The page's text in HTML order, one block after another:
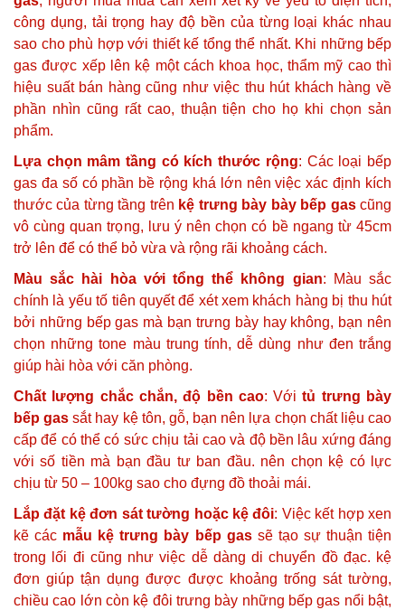
công dụng, tải trọng hay độ bền của từng loại khác nhau
sao cho phù hợp với thiết kế tổng thể nhất. Khi những bếp
gas được xếp lên kệ một cách khoa học, thẩm mỹ cao thì
hiệu suất bán hàng cũng như việc thu hút khách hàng về
phần nhìn cũng rất cao, thuận tiện cho họ khi chọn sản
phẩm.
Lựa chọn mâm tầng có kích thước rộng: Các loại bếp
gas đa số có phần bề rộng khá lớn nên việc xác định kích
thước của từng tầng trên kệ trưng bày bày bếp gascũng
vô cùng quan trọng, lưu ý nên chọn có bề ngang từ 45cm
trở lên để có thể bỏ vừa và rộng rãi khoảng cách.
Màu sắc hài hòa với tổng thể không gian: Màu sắc
chính là yếu tố tiên quyết để xét xem khách hàng bị thu hút
bởi những bếp gas mà bạn trưng bày hay không, bạn nên
chọn những tone màu trung tính, dễ dùng như đen trắng
giúp hài hòa với căn phòng.
Chất lượng chắc chắn, độ bền cao: Vớitủ trưng bày
bếp gas sắt hay kệ tôn, gỗ, bạn nên lựa chọn chất liệu cao
cấp để có thể có sức chịu tải cao và độ bền lâu xứng đáng
với số tiền mà bạn đầu tư ban đầu. nên chọn kệ có lực
chịu từ 50 – 100kg sao cho đựng đồ thoải mái.
Lắp đặt kệ đơn sát tường hoặc kệ đôi: Việc kết hợp xen
kẽ các mẫu kệ trưng bày bếp gassẽ tạo sự thuận tiện
trong lối đi cũng như việc dễ dàng di chuyển đồ đạc. kệ
đơn giúp tận dụng được được khoảng trống sát tường,
chiều cao lớn còn kệ đôi trưng bày những bếp gas nổi bật,